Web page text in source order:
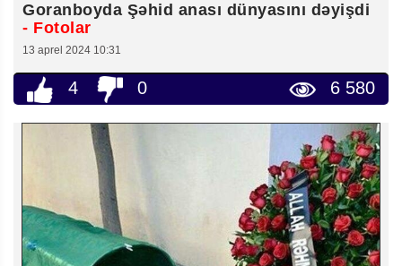
Goranboyda Şəhid anası dünyasını dəyişdi
- Fotolar
13 aprel 2024 10:31
4 0 6 580